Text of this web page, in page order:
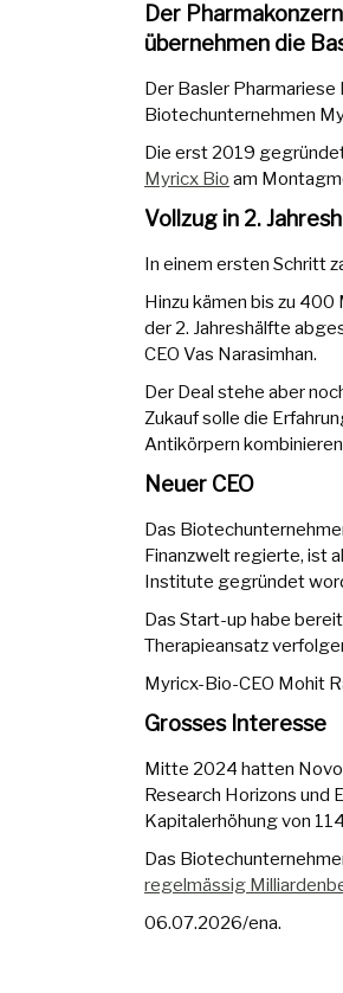
Der
übernehmen die
Der Basler
Biotechunternehmen
Die erst 2019
Myricx Bio am
Vollzug in 2.
In einem ersten Schritt
Hinzu kämen bis zu 400
der 2. Jahreshälfte
CEO Vas Narasimhan.
Der Deal stehe aber
Zukauf solle die
Antikörpern
Neuer CEO
Das
Finanzwelt regierte, ist
Institute gegründet
Das Start-up habe
Therapieansatz
Myricx-Bio-CEO Mohit
Grosses Interesse
Mitte 2024 hatten Novo
Research Horizons und
Kapitalerhöhung von
Das
regelmässig
06.07.2026/ena.